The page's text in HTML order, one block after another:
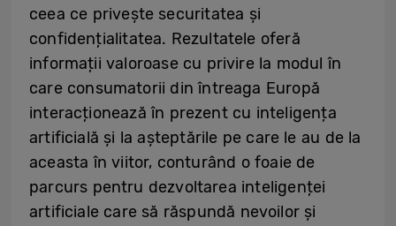
ceea ce privește securitatea și
confidențialitatea. Rezultatele oferă
informații valoroase cu privire la modul în
care consumatorii din întreaga Europă
interacționează în prezent cu inteligența
artificială și la așteptările pe care le au de la
aceasta în viitor, conturând o foaie de
parcurs pentru dezvoltarea inteligenței
artificiale care să răspundă nevoilor și